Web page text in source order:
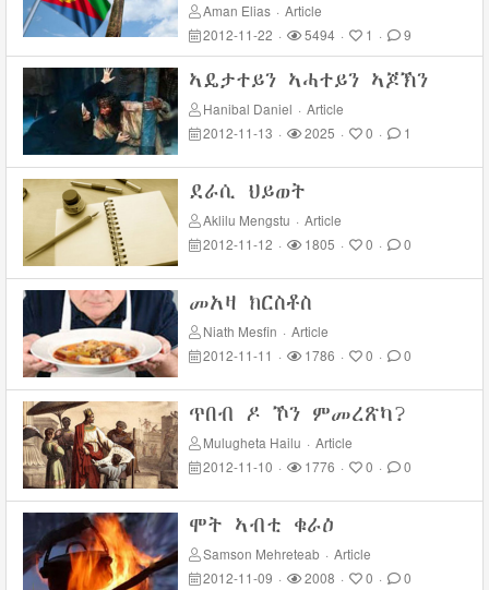
Aman Elias · Article
2012-11-22 · 5494 · 1 · 9
ኣዴታተይን ኣሓተይን ኣጆኽን
Hanibal Daniel · Article
2012-11-13 · 2025 · 0 · 1
ደራሲ ህይወት
Aklilu Mengstu · Article
2012-11-12 · 1805 · 0 · 0
መአዛ ክርስቶስ
Niath Mesfin · Article
2012-11-11 · 1786 · 0 · 0
ጥበብ ዶ ኾን ምመረጽካ?
Mulugheta Hailu · Article
2012-11-10 · 1776 · 0 · 0
ሞት ኣብቲ ቁራዕ
Samson Mehreteab · Article
2012-11-09 · 2008 · 0 · 0